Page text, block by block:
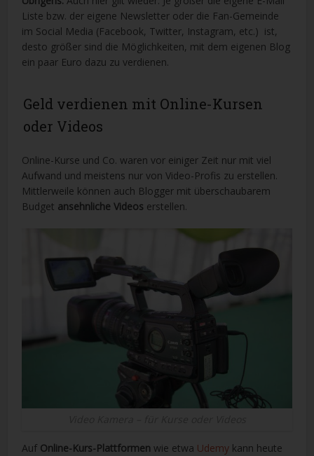
Liste bzw. der eigene Newsletter oder die Fan-Gemeinde
im Social Media (Facebook, Twitter, Instagram, etc.) ist,
desto größer sind die Möglichkeiten, mit dem eigenen Blog
ein paar Euro dazu zu verdienen.
Geld verdienen mit Online-Kursen
oder Videos
Online-Kurse und Co. waren vor einiger Zeit nur mit viel
Aufwand und meistens nur von Video-Profis zu erstellen.
Mittlerweile können auch Blogger mit überschaubarem
Budget ansehnliche Videos erstellen.
Auf Online-Kurs-Plattformen wie etwa Udemy kann heute